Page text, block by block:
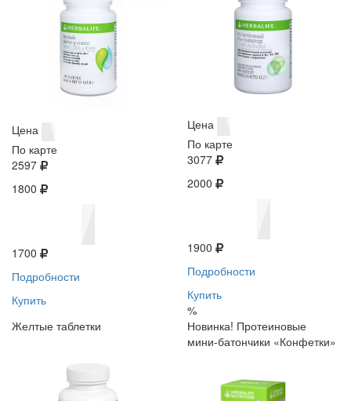
Цена
По карте
2597
1800
1700
Подробности
Купить
Цена
По карте
3077
2000
1900
Подробности
Купить
%
Желтые таблетки
Новинка! Протеиновые
мини-батончики «Конфетки»